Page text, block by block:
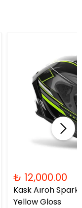
₺ 12,000.00
Kask Aıroh
Yellow Gloss